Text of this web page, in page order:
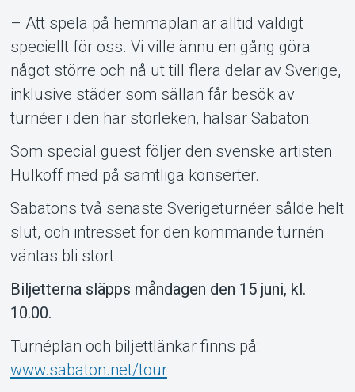
Om Tickster
– Att spela på hemmaplan är alltid väldigt
speciellt för oss. Vi ville ännu en gång göra
något större och nå ut till flera delar av Sverige,
inklusive städer som sällan får besök av
turnéer i den här storleken, hälsar Sabaton.
Som special guest följer den svenske artisten
Hulkoff med på samtliga konserter.
Sabatons två senaste Sverigeturnéer sålde helt
slut, och intresset för den kommande turnén
väntas bli stort.
Biljetterna släpps måndagen den 15 juni, kl.
10.00.
Turnéplan och biljettlänkar finns på:
www.sabaton.net/tour